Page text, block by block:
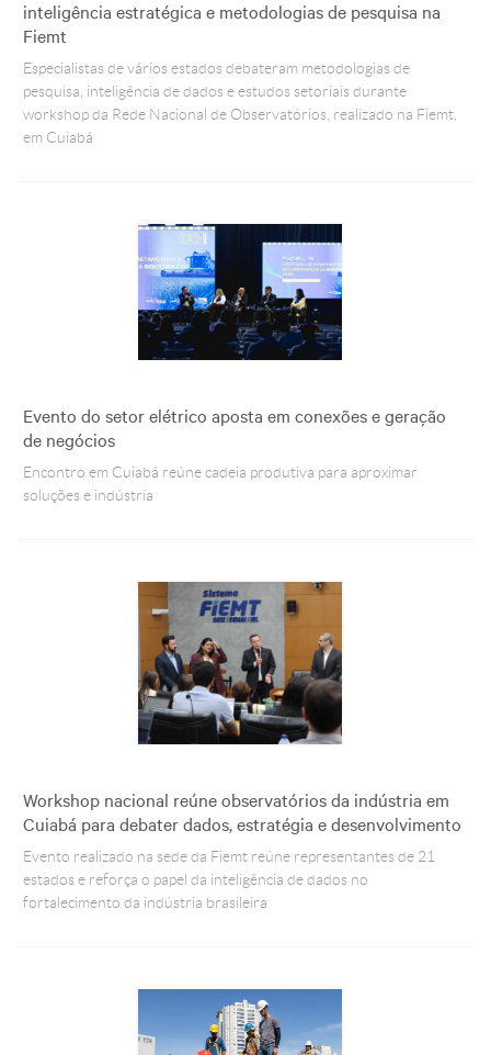
inteligência estratégica e metodologias de pesquisa na
Fiemt
Especialistas de vários estados debateram metodologias de
pesquisa, inteligência de dados e estudos setoriais durante
workshop da Rede Nacional de Observatórios, realizado na Fiemt,
em Cuiabá
Evento do setor elétrico aposta em conexões e geração
de negócios
Encontro em Cuiabá reúne cadeia produtiva para aproximar
soluções e indústria
Workshop nacional reúne observatórios da indústria em
Cuiabá para debater dados, estratégia e desenvolvimento
Evento realizado na sede da Fiemt reúne representantes de 21
estados e reforça o papel da inteligência de dados no
fortalecimento da indústria brasileira